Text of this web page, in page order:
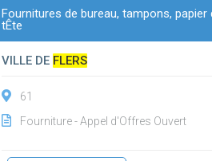
Fournitures de bureau, tampons,
tÊte
VILLE DE FLERS
61
Fourniture - Appel d'Offres Ouvert